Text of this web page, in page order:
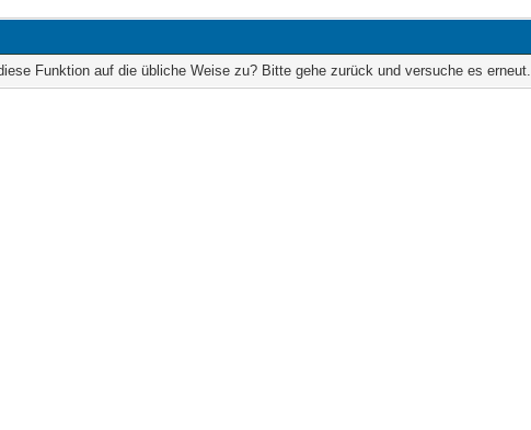
Funktion auf die übliche Weise zu? Bitte gehe zurück und versuche es erneut.